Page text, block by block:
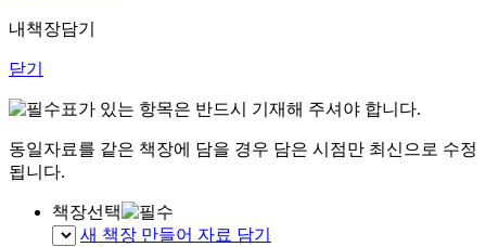
내책장담기
닫기
표가 있는 항목은 반드시 기재해 주셔야 합니다.
동일자료를 같은 책장에 담을 경우 담은 시점만 최신으로 수정
됩니다.
책장선택
새 책장 만들어 자료 담기